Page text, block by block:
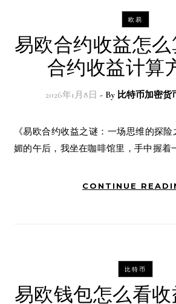
欧易
易欧合约收益怎
合约收益计算
2026年1月8日 - By 比特币加密货
《易欧合约收益之谜：一场思维的探险之旅》在那个阳光明
媚的午后，我坐在咖啡馆里，手中握着
CONTINUE
比特币
易欧钱包怎么看